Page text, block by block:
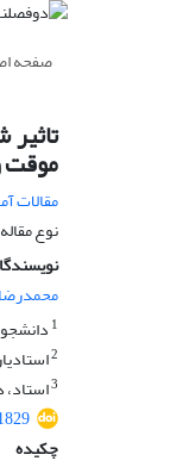
صفحه
موقت
مقالات
نوع
1
2
3
چکیده